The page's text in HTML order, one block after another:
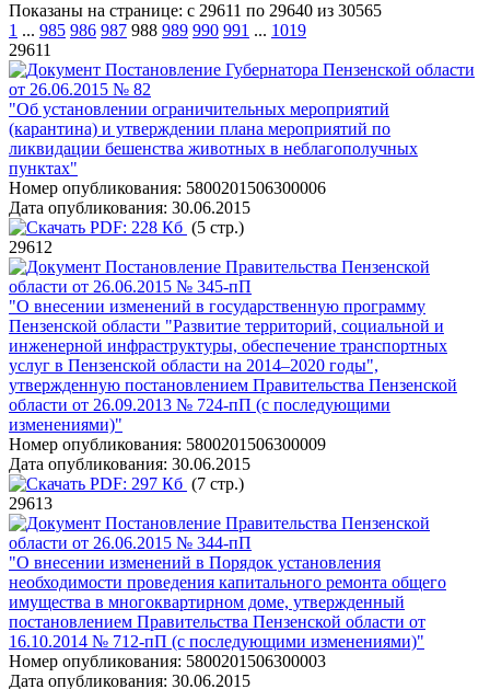
Показаны на странице: с 29611 по 29640 из 30565
1 ... 985 986 987 988 989 990 991 ... 1019
29611
Постановление Губернатора Пензенской области
от 26.06.2015 № 82
"Об установлении ограничительных мероприятий
(карантина) и утверждении плана мероприятий по
ликвидации бешенства животных в неблагополучных
пунктах"
Номер опубликования: 5800201506300006
Дата опубликования: 30.06.2015
PDF: 228 Кб (5 стр.)
29612
Постановление Правительства Пензенской
области от 26.06.2015 № 345-пП
"О внесении изменений в государственную программу
Пензенской области "Развитие территорий, социальной и
инженерной инфраструктуры, обеспечение транспортных
услуг в Пензенской области на 2014–2020 годы",
утвержденную постановлением Правительства Пензенской
области от 26.09.2013 № 724-пП (с последующими
изменениями)"
Номер опубликования: 5800201506300009
Дата опубликования: 30.06.2015
PDF: 297 Кб (7 стр.)
29613
Постановление Правительства Пензенской
области от 26.06.2015 № 344-пП
"О внесении изменений в Порядок установления
необходимости проведения капитального ремонта общего
имущества в многоквартирном доме, утвержденный
постановлением Правительства Пензенской области от
16.10.2014 № 712-пП (с последующими изменениями)"
Номер опубликования: 5800201506300003
Дата опубликования: 30.06.2015